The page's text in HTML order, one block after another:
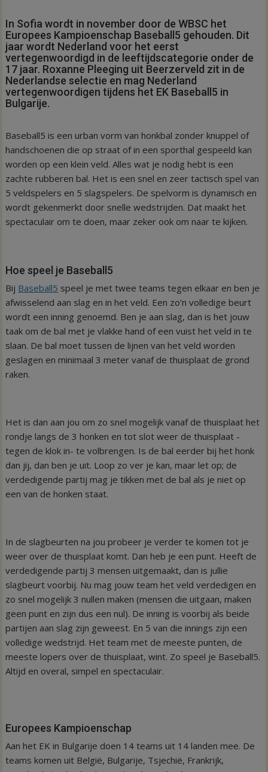
In Sofia wordt in november door de WBSC het
Europees Kampioenschap Baseball5 gehouden. Dit
jaar wordt Nederland voor het eerst
vertegenwoordigd in de leeftijdscategorie onder de
17 jaar. Roxanne Pleeging uit Beerzerveld zit in de
Nederlandse selectie en mag Nederland
vertegenwoordigen tijdens het EK Baseball5 in
Bulgarije.
Baseball5 is een urban vorm van honkbal zonder knuppel of
handschoenen die op straat of in een sporthal gespeeld kan
worden op een klein veld. Alles wat je nodig hebt is een
zachte rubberen bal. Het is een snel en zeer tactisch spel van
5 veldspelers en 5 slagspelers. De spelvorm is dynamisch en
wordt gekenmerkt door snelle wedstrijden. Dat maakt het
spectaculair om te doen, maar zeker ook om naar te kijken.
Hoe speel je Baseball5
Bij Baseball5 speel je met twee teams tegen elkaar en ben je
afwisselend aan slag en in het veld. Een zo’n volledige beurt
wordt een inning genoemd. Ben je aan slag, dan is het jouw
taak om de bal met je vlakke hand of een vuist het veld in te
slaan. De bal moet tussen de lijnen van het veld worden
geslagen en minimaal 3 meter vanaf de thuisplaat de grond
raken.
Het is dan aan jou om zo snel mogelijk vanaf de thuisplaat het
rondje langs de 3 honken en tot slot weer de thuisplaat -
tegen de klok in- te volbrengen. Is de bal eerder bij het honk
dan jij, dan ben je uit. Loop zo ver je kan, maar let op; de
verdedigende partij mag je tikken met de bal als je niet op
een van de honken staat.
In de slagbeurten na jou probeer je verder te komen tot je
weer over de thuisplaat komt. Dan heb je een punt. Heeft de
verdedigende partij 3 mensen uitgemaakt, dan is jullie
slagbeurt voorbij. Nu mag jouw team het veld verdedigen en
zo snel mogelijk 3 nullen maken (mensen die uitgaan, maken
geen punt en zijn dus een nul). De inning is voorbij als beide
partijen aan slag zijn geweest. En 5 van die innings zijn een
volledige wedstrijd. Het team met de meeste punten, de
meeste lopers over de thuisplaat, wint. Zo speel je Baseball5.
Altijd en overal, simpel en spectaculair.
Europees Kampioenschap
Aan het EK in Bulgarije doen 14 teams uit 14 landen mee. De
teams komen uit België, Bulgarije, Tsjechië, Frankrijk,